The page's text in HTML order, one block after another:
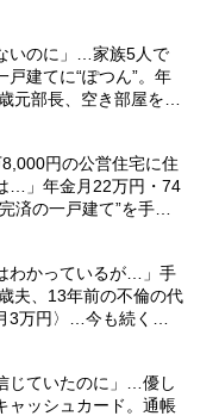
いのに」…家族5人で
戸建てに“ぽつん”。年
元部長、空き部屋を持
8,000円の公営住宅に住
…」年金月22万円・74
済の一戸建て”を手放
わかっているが…」手
夫、13年前の不倫の代
3万円〉…今も続く専
じていたのに」…優し
ャッシュカード。通帳